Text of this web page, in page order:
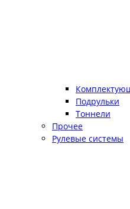
Подрульки
Тоннели
Прочее
Рулевые системы